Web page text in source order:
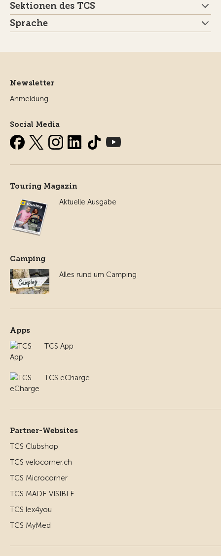
Sektionen des TCS
Sprache
Newsletter
Anmeldung
Social Media
Touring Magazin
Aktuelle Ausgabe
Camping
Alles rund um Camping
Apps
TCS App
TCS eCharge
Partner-Websites
TCS Clubshop
TCS velocorner.ch
TCS Microcorner
TCS MADE VISIBLE
TCS lex4you
TCS MyMed